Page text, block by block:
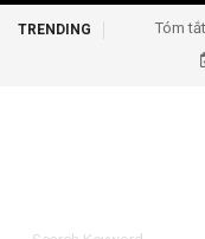
TRENDING
Tóm